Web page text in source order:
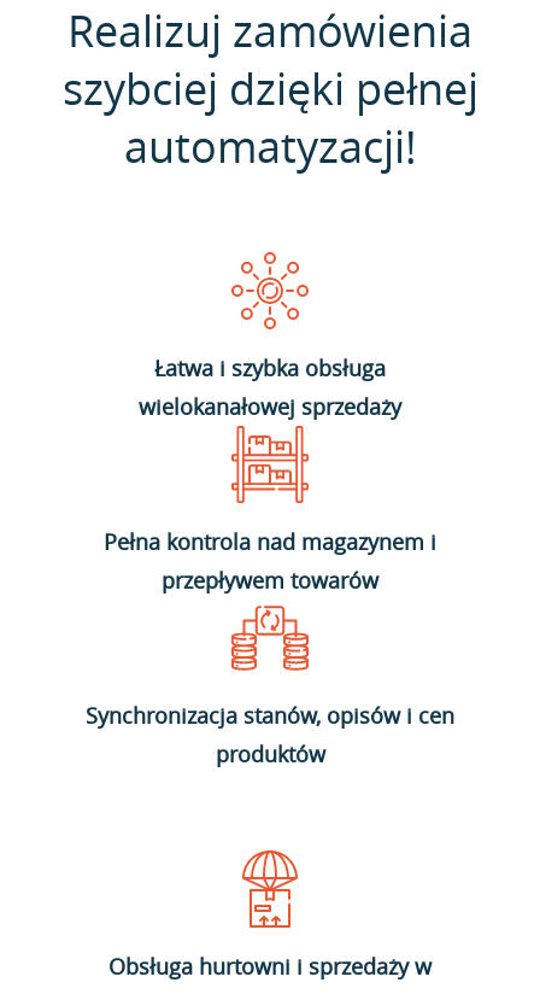
Realizuj zamówienia
szybciej dzięki pełnej
automatyzacji!
Łatwa i szybka obsługa
wielokanałowej sprzedaży
Pełna kontrola nad magazynem i
przepływem towarów
Synchronizacja stanów, opisów i cen
produktów
Obsługa hurtowni i sprzedaży w